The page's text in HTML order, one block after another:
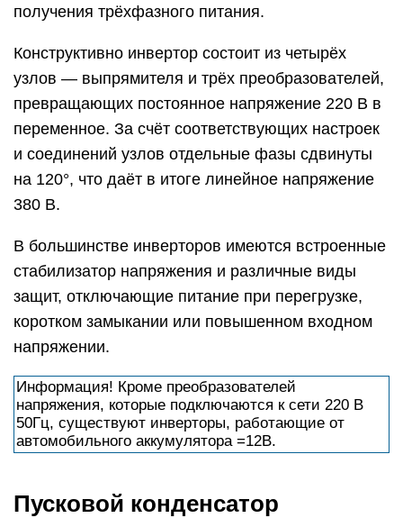
получения трёхфазного питания.
Конструктивно инвертор состоит из четырёх
узлов — выпрямителя и трёх преобразователей,
превращающих постоянное напряжение 220 В в
переменное. За счёт соответствующих настроек
и соединений узлов отдельные фазы сдвинуты
на 120°, что даёт в итоге линейное напряжение
380 В.
В большинстве инверторов имеются встроенные
стабилизатор напряжения и различные виды
защит, отключающие питание при перегрузке,
коротком замыкании или повышенном входном
напряжении.
Информация! Кроме преобразователей
напряжения, которые подключаются к сети 220 В
50Гц, существуют инверторы, работающие от
автомобильного аккумулятора =12В.
Пусковой конденсатор